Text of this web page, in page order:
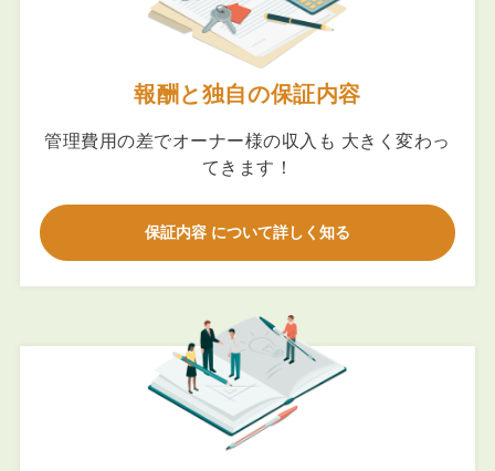
報酬と独自の保証内容
管理費用の差でオーナー様の収入も 大きく変わっ
てきます！
保証内容 について詳しく知る